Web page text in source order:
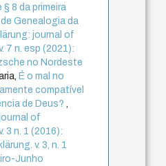
8 da primeira
Genealogia da
journal of
7 n. esp (2021):
no Nordeste
É o mal no
compatível
de Deus?,
of
3 n. 1 (2016):
v. 3, n. 1
Junho